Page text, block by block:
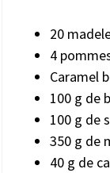
20
4
Caramel
100 g de
100 g de
350 g de
40 g de